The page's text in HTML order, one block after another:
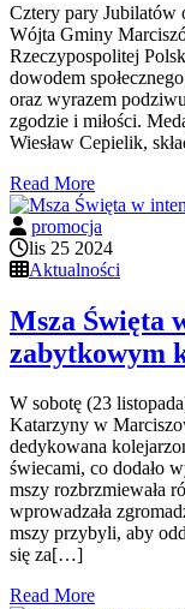
Cztery pary Jubilatów
Wójta Gminy
Rzeczypospolitej
dowodem
oraz wyrazem
zgodzie i miłości.
Wiesław Cepielik,
Read More
promocja
lis 25 2024
Aktualności
Msza Święta
zabytkowym
W sobotę (23
Katarzyny w
dedykowana
świecami, co dodało
mszy rozbrzmiewała
wprowadzała
mszy przybyli, aby
się za[…]
Read More